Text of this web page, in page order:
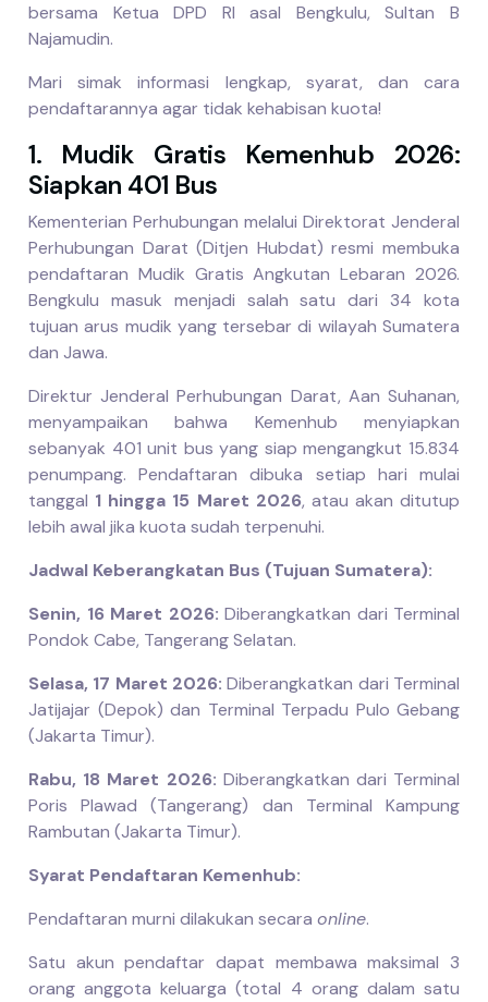
bersama Ketua DPD RI asal Bengkulu, Sultan B
Najamudin.
Mari simak informasi lengkap, syarat, dan cara
pendaftarannya agar tidak kehabisan kuota!
1. Mudik Gratis Kemenhub 2026:
Siapkan 401 Bus
Kementerian Perhubungan melalui Direktorat Jenderal
Perhubungan Darat (Ditjen Hubdat) resmi membuka
pendaftaran Mudik Gratis Angkutan Lebaran 2026.
Bengkulu masuk menjadi salah satu dari 34 kota
tujuan arus mudik yang tersebar di wilayah Sumatera
dan Jawa.
Direktur Jenderal Perhubungan Darat, Aan Suhanan,
menyampaikan bahwa Kemenhub menyiapkan
sebanyak 401 unit bus yang siap mengangkut 15.834
penumpang. Pendaftaran dibuka setiap hari mulai
tanggal 1 hingga 15 Maret 2026, atau akan ditutup
lebih awal jika kuota sudah terpenuhi.
Jadwal Keberangkatan Bus (Tujuan Sumatera):
Senin, 16 Maret 2026: Diberangkatkan dari Terminal
Pondok Cabe, Tangerang Selatan.
Selasa, 17 Maret 2026: Diberangkatkan dari Terminal
Jatijajar (Depok) dan Terminal Terpadu Pulo Gebang
(Jakarta Timur).
Rabu, 18 Maret 2026: Diberangkatkan dari Terminal
Poris Plawad (Tangerang) dan Terminal Kampung
Rambutan (Jakarta Timur).
Syarat Pendaftaran Kemenhub:
Pendaftaran murni dilakukan secara online.
Satu akun pendaftar dapat membawa maksimal 3
orang anggota keluarga (total 4 orang dalam satu